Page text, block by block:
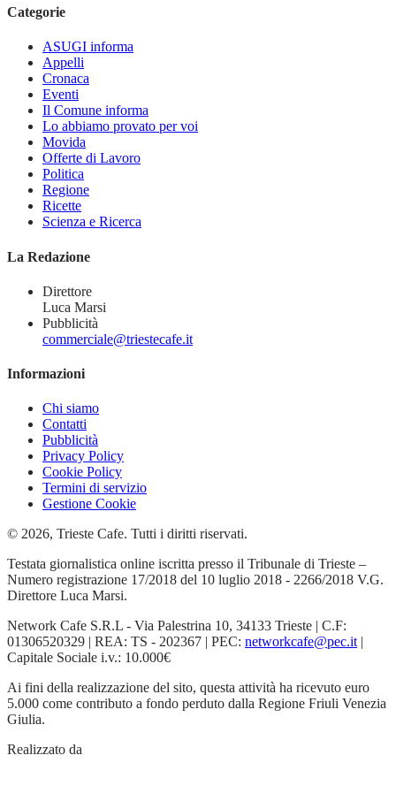
Categorie
ASUGI informa
Appelli
Cronaca
Eventi
Il Comune informa
Lo abbiamo provato per voi
Movida
Offerte di Lavoro
Politica
Regione
Ricette
Scienza e Ricerca
La Redazione
Direttore
Luca Marsi
Pubblicità
commerciale@triestecafe.it
Informazioni
Chi siamo
Contatti
Pubblicità
Privacy Policy
Cookie Policy
Termini di servizio
Gestione Cookie
© 2026, Trieste Cafe. Tutti i diritti riservati.
Testata giornalistica online iscritta presso il Tribunale di Trieste –
Numero registrazione 17/2018 del 10 luglio 2018 - 2266/2018 V.G.
Direttore Luca Marsi.
Network Cafe S.R.L - Via Palestrina 10, 34133 Trieste | C.F:
01306520329 | REA: TS - 202367 | PEC: networkcafe@pec.it|
Capitale Sociale i.v.: 10.000€
Ai fini della realizzazione del sito, questa attività ha ricevuto euro
5.000 come contributo a fondo perduto dalla Regione Friuli Venezia
Giulia.
Realizzato da